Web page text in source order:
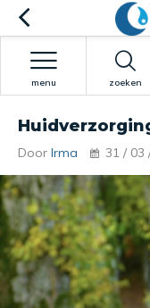
zoeken
menu
Door Irma 31 / 03